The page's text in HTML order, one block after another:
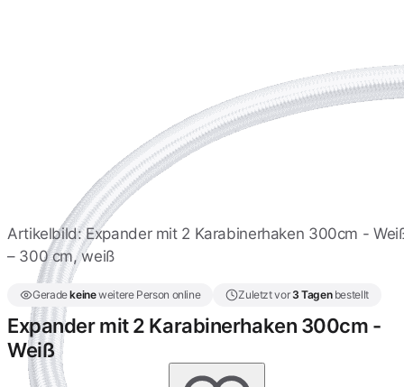
Karabinerhaken 50cm -
Expanderseil mit 2
Karabinerhaken 50cm -
ALU
6,16 €
Karabinerhaken 60cm -
Expander mit 2
Karabinerhaken 70cm -
Artikelbild: Expander mit 2 Karabinerhaken 300cm -
– 300 cm, weiß
Geradekeineweitere Person online Zuletzt vor 3 Tagenbestellt
Expander mit 2 Karabinerhaken 300cm -
Weiß